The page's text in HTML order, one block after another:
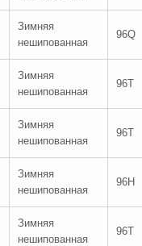
Зимняя
нешипованная
96Q
Зимняя
нешипованная
96T
Зимняя
нешипованная
96T
Зимняя
нешипованная
96H
Зимняя
нешипованная
96T